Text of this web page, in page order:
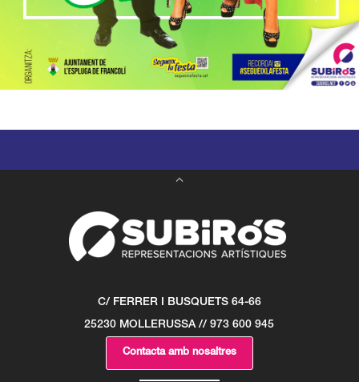
C/ FERRER I BUSQUETS 64-66
25230 MOLLERUSSA // 973 600 945
Contacta amb nosaltres